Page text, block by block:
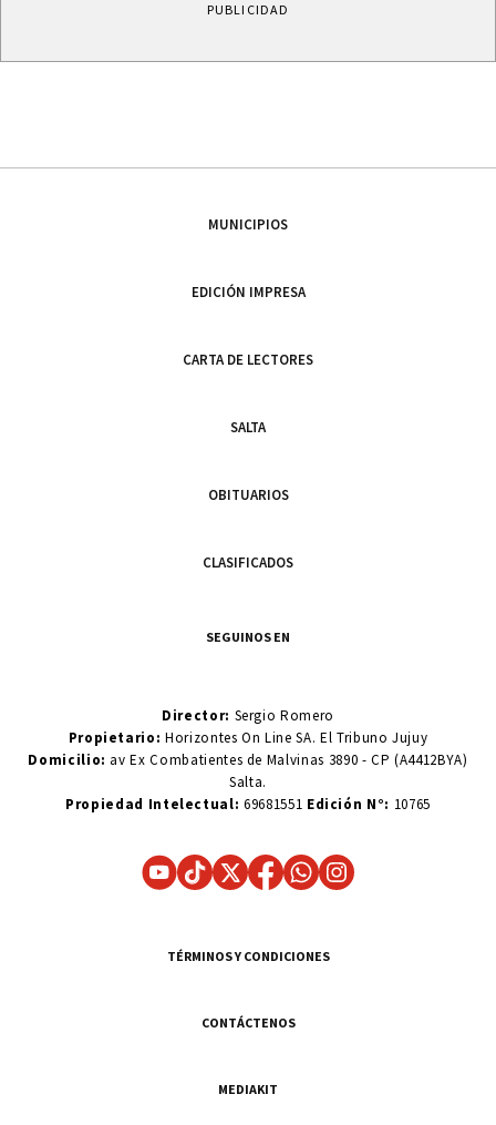
PUBLICIDAD
MUNICIPIOS
EDICIÓN IMPRESA
CARTA DE LECTORES
SALTA
OBITUARIOS
CLASIFICADOS
SEGUINOS EN
Director: Sergio Romero
Propietario:Horizontes On Line SA. El Tribuno Jujuy
Domicilio: av Ex Combatientes de Malvinas 3890 - CP (A4412BYA)
Salta.
Propiedad Intelectual: 69681551 Edición N°: 10765
TÉRMINOS Y CONDICIONES
CONTÁCTENOS
MEDIAKIT